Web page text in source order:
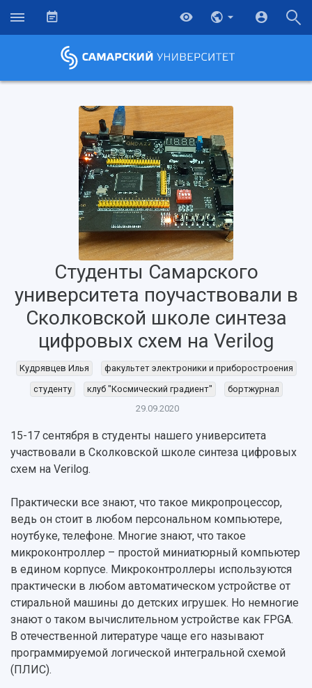
НАЗАД
Об университете
История
Ключевые факты
Рейтинги
Руководство
Наблюдательный совет
Попечительский совет
Новости
Главные новости
Бортжурнал
Объявления
События
СМИ об университете
Пресс-центр
Образование
Почему я выбираю Самарский университет?
Абитуриенту
Бакалавриат и специалитет
Магистратура
Аспирантура
Формы обучения
Учебные планы
Научно-исследовательская деятельность
Основные научные направления
Научные школы и ведущие научные коллективы
Диссертационные советы
Подготовка научных кадров
Конкурс на замещение должностей научных
работников
Научно-технический совет
Студенты Самарского
университета поучаствовали в
Сколковской школе синтеза
цифровых схем на Verilog
Кудрявцев Илья
факультет электроники и приборостроения
студенту
клуб "Космический градиент"
бортжурнал
29.09.2020
15-17 сентября в студенты нашего университета
участвовали в Сколковской школе синтеза цифровых
схем на Verilog.
Практически все знают, что такое микропроцессор,
ведь он стоит в любом персональном компьютере,
ноутбуке, телефоне. Многие знают, что такое
микроконтроллер – простой миниатюрный компьютер
в едином корпусе. Микроконтроллеры используются
практически в любом автоматическом устройстве от
стиральной машины до детских игрушек. Но немногие
знают о таком вычислительном устройстве как FPGA.
В отечественной литературе чаще его называют
программируемой логической интегральной схемой
(ПЛИС).